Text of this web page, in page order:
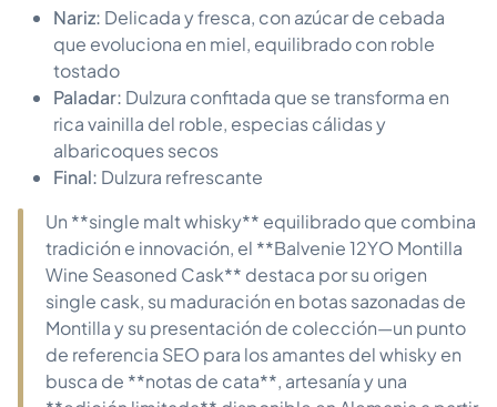
Nariz: Delicada y fresca, con azúcar de cebada
que evoluciona en miel, equilibrado con roble
tostado
Paladar: Dulzura confitada que se transforma en
rica vainilla del roble, especias cálidas y
albaricoques secos
Final: Dulzura refrescante
Un **single malt whisky** equilibrado que combina
tradición e innovación, el **Balvenie 12YO Montilla
Wine Seasoned Cask** destaca por su origen
single cask, su maduración en botas sazonadas de
Montilla y su presentación de colección—un punto
de referencia SEO para los amantes del whisky en
busca de **notas de cata**, artesanía y una